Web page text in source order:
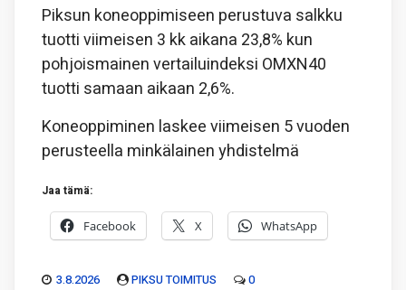
Piksun koneoppimiseen perustuva salkku
tuotti viimeisen 3 kk aikana 23,8% kun
pohjoismainen vertailuindeksi OMXN40
tuotti samaan aikaan 2,6%.
Koneoppiminen laskee viimeisen 5 vuoden
perusteella minkälainen yhdistelmä
Jaa tämä:
Facebook X WhatsApp
3.8.2026 PIKSU TOIMITUS 0